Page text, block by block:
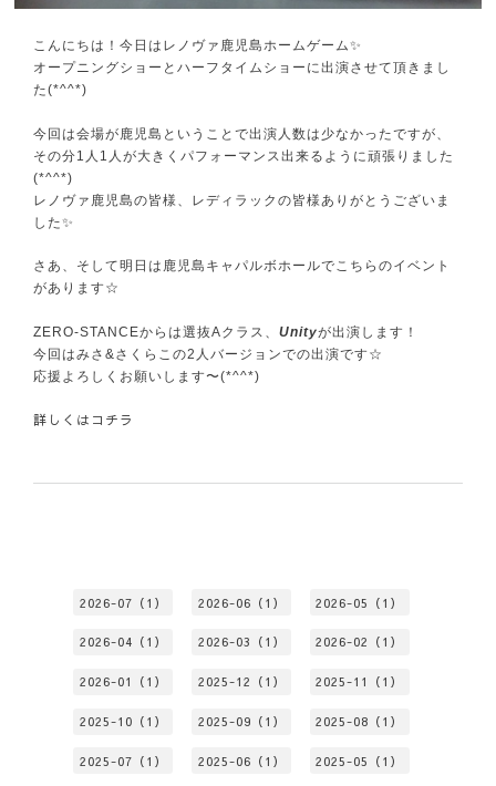
こんにちは！今日はレノヴァ鹿児島ホームゲーム✨
オープニングショーとハーフタイムショーに出演させて頂きまし
た(*^^*)
今回は会場が鹿児島ということで出演人数は少なかったですが、
その分1人1人が大きくパフォーマンス出来るように頑張りました
(*^^*)
レノヴァ鹿児島の皆様、レディラックの皆様ありがとうございま
した✨
さあ、そして明日は鹿児島キャパルボホールでこちらのイベント
があります☆
ZERO-STANCEからは選抜Aクラス、Unityが出演します！
今回はみさ&さくらこの2人バージョンでの出演です☆
応援よろしくお願いします〜(*^^*)
詳しくは コチラ
2026-07（1） 2026-06（1） 2026-05（1）
2026-04（1） 2026-03（1） 2026-02（1）
2026-01（1） 2025-12（1） 2025-11（1）
2025-10（1） 2025-09（1） 2025-08（1）
2025-07（1） 2025-06（1） 2025-05（1）